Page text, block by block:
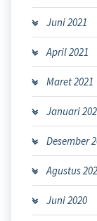
Juni 2021
April 2021
Maret 2021
Januari
Desember
Agustus
Juni 2020